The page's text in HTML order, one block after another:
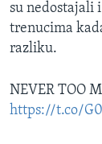
su nedostajali
trenucima
razliku.
NEVER TOO
https://t.co/